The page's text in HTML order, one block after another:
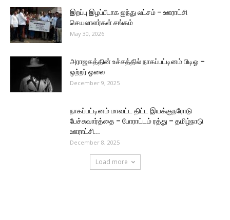
இறப்பு இழப்பீடாக ஐந்து லட்சம் – ஊராட்சி
செயலாளர்கள் சங்கம்
May 30, 2026
அராஜகத்தின் உச்சத்தில் நாகப்பட்டினம் பிடிஓ –
ஒற்றர் ஓலை
December 9, 2025
நாகப்பட்டினம் மாவட்ட திட்ட இயக்குநரோடு
பேச்சுவார்த்தை – போராட்டம் ரத்து – தமிழ்நாடு
ஊராட்சி...
December 8, 2025
Load more